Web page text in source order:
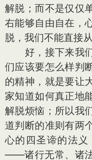
解脱；而不是仅仅
右能够自由自在，
脱，我们不能直接
好，接下来我们
们应该要怎么样判
的精神，就是要让
家知道如何真正地
解脱烦恼；所以我
道判断的准则有两
心的四圣谛的法
——诸行无常、诸